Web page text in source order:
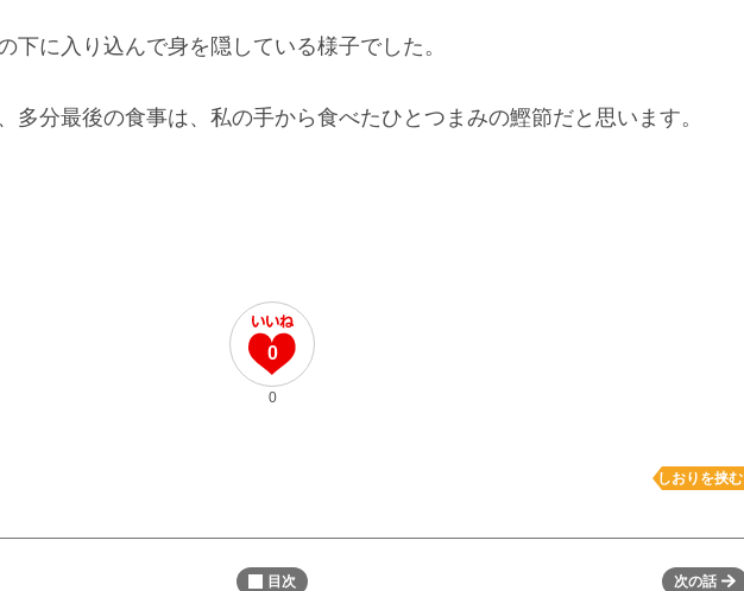
下に入り込んで身を隠している様子でした。
多分最後の食事は、私の手から食べたひとつまみの鰹節だと思います。
0
0
しおりを挟む
目次 次の話